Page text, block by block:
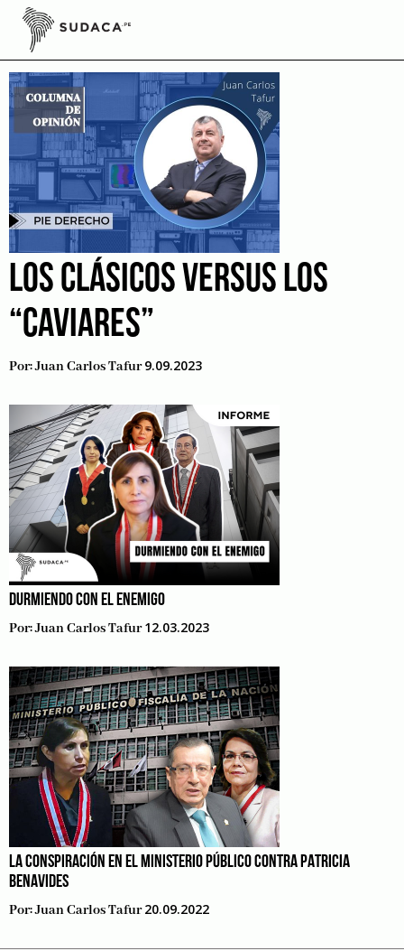
Skip
contentPatricia Benavides
LOS CLÁSICOS VERSUS LOS
“CAVIARES”
Por:Juan Carlos Tafur 9.09.2023
DURMIENDO CON EL ENEMIGO
Por:Juan Carlos Tafur 12.03.2023
LA CONSPIRACIÓN EN EL MINISTERIO PÚBLICO CONTRA PATRICIA
BENAVIDES
Por:Juan Carlos Tafur 20.09.2022